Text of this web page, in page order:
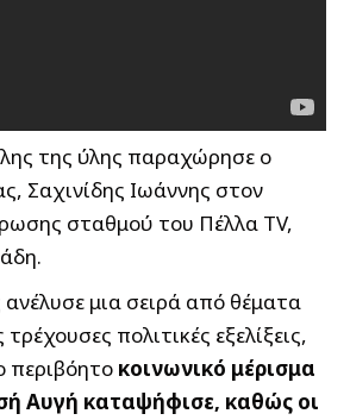
της ύλης παραχώρησε ο
Σαχινίδης Ιωάννης στον
σταθμού του Πέλλα TV,
μια σειρά από θέματα
πολιτικές εξελίξεις,
περιβόητο κοινωνικό μέρισμα
Αυγή καταψήφισε, καθώς οι